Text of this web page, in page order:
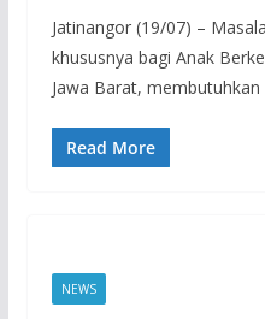
Jatinangor (19/07) –
khususnya bagi Anak
Jawa Barat,
Read More
NEWS